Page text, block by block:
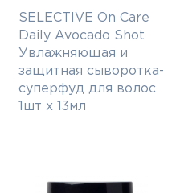
SELECTIVE On Care
Daily Avocado Shot
Увлажняющая и
защитная сыворотка-
суперфуд для волос
1шт х 13мл